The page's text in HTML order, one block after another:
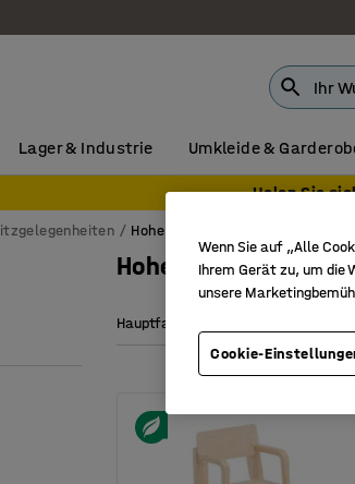
Lager & Industrie Umkleide &
Holen Sie
Hohe Kinderstühle
Hohe Kinderstühle
Hauptfarbe
Wenn Sie auf „Alle
Ihrem Gerät zu, um die
unsere
Cookie-